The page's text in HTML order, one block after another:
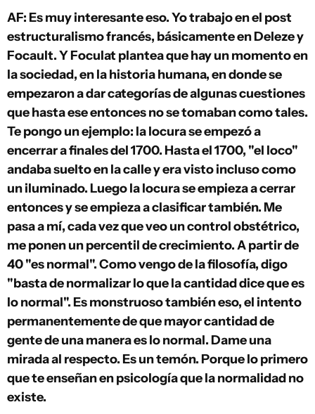
AF: Es muy interesante eso. Yo trabajo en el post
estructuralismo francés, básicamente en Deleze y
Focault. Y Foculat plantea que hay un momento en
la sociedad, en la historia humana, en donde se
empezaron a dar categorías de algunas cuestiones
que hasta ese entonces no se tomaban como tales.
Te pongo un ejemplo: la locura se empezó a
encerrar a finales del 1700. Hasta el 1700, "el loco"
andaba suelto en la calle y era visto incluso como
un iluminado. Luego la locura se empieza a cerrar
entonces y se empieza a clasificar también. Me
pasa a mí, cada vez que veo un control obstétrico,
me ponen un percentil de crecimiento. A partir de
40 "es normal". Como vengo de la filosofía, digo
"basta de normalizar lo que la cantidad dice que es
lo normal". Es monstruoso también eso, el intento
permanentemente de que mayor cantidad de
gente de una manera es lo normal. Dame una
mirada al respecto. Es un temón. Porque lo primero
que te enseñan en psicología que la normalidad no
existe.